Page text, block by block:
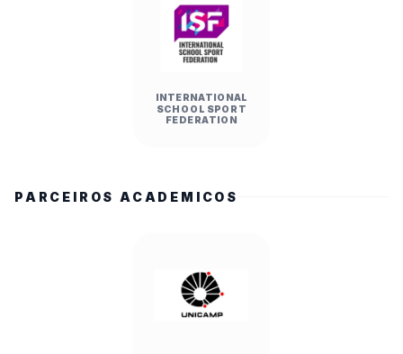
INTERNATIONAL
SCHOOL SPORT
FEDERATION
PARCEIROS ACADEMICOS